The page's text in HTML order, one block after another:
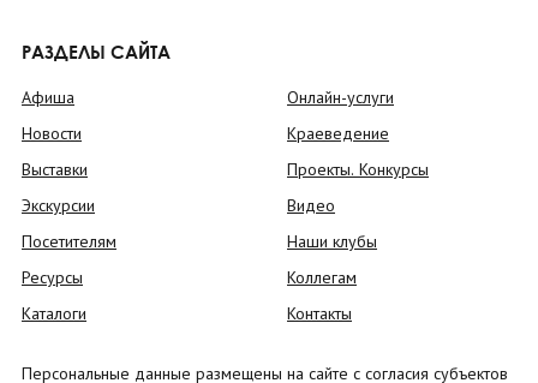
РАЗДЕЛЫ САЙТА
Афиша
Новости
Выставки
Экскурсии
Посетителям
Ресурсы
Каталоги
Онлайн-услуги
Краеведение
Проекты. Конкурсы
Видео
Наши клубы
Коллегам
Контакты
Персональные данные размещены на сайте с согласия субъектов